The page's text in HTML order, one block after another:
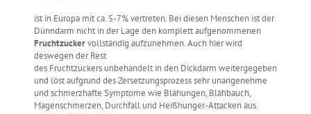
ist in Europa mit ca. 5-7% vertreten. Bei diesen Menschen ist der
Dünndarm nicht in der Lage den komplett aufgenommenen
Fruchtzuckervollständig aufzunehmen. Auch hier wird
deswegen der Rest
des Fruchtzuckers unbehandelt in den Dickdarm weitergegeben
und löst aufgrund des Zersetzungsprozess sehr unangenehme
und schmerzhafte Symptome wie Blähungen, Blähbauch,
Magenschmerzen, Durchfall und Heißhunger-Attacken aus.